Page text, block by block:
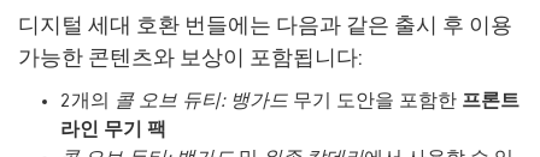
디지털 세대 호환 번들에는 다음과 같은 출시 후 이용
가능한 콘텐츠와 보상이 포함됩니다:
2개의 콜 오브 듀티: 뱅가드 무기 도안을 포함한 프론트
라인 무기 팩